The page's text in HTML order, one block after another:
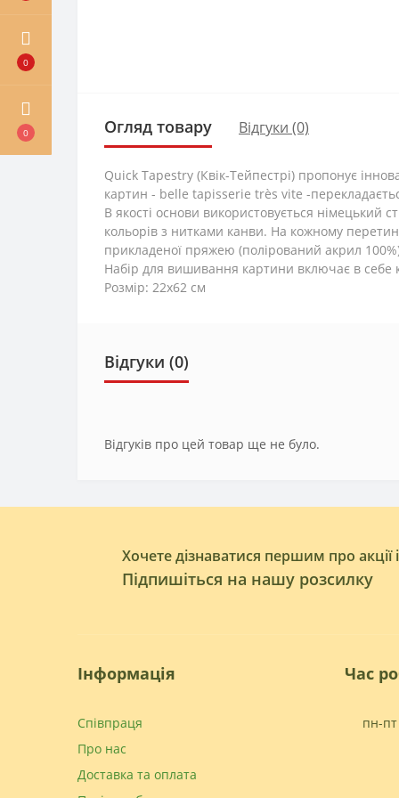
0
0 Огляд товару Відгуки (0)
Quick Tapestry (Квік-Тейпестрі) пропонує
картин - belle tapisserie très vite -
В якості основи використовується
кольорів з нитками канви. На кожному
прикладеної пряжею (полірований акрил
Набір для вишивання картини включає в себе
Розмір: 22х62 см
Відгуки (0)
Відгуків про цей товар ще не було.
Хочете дізнаватися першим про акції
Підпишіться на нашу розсилку
Інформація
Співпраця
Про нас
Доставка та оплата
Час
пн-